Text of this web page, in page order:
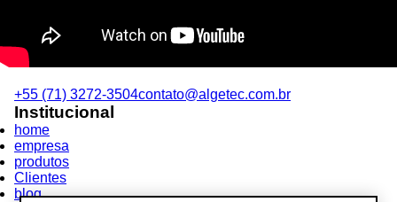
+55 (71) 3272-3504contato@algetec.com.br
Institucional
home
empresa
produtos
Clientes
blog